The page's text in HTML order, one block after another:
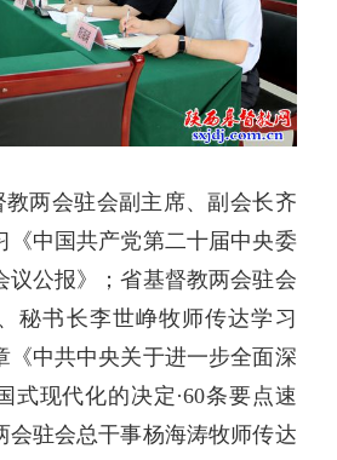
两会驻会副主席、副会长齐
《中国共产党第二十届中央委
议公报》；省基督教两会驻会
秘书长李世峥牧师传达学习
《中共中央关于进一步全面深
式现代化的决定·60条要点速
会驻会总干事杨海涛牧师传达